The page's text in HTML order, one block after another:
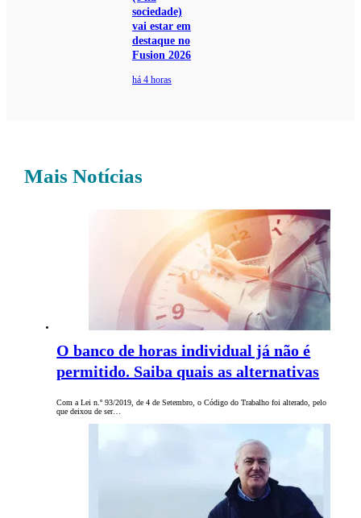
sociedade)
vai estar em
destaque no
Fusion 2026
há 4 horas
Mais Notícias
O banco de horas individual já não é
permitido. Saiba quais as alternativas
Com a Lei n.º 93/2019, de 4 de Setembro, o Código do Trabalho foi alterado, pelo
que deixou de ser…